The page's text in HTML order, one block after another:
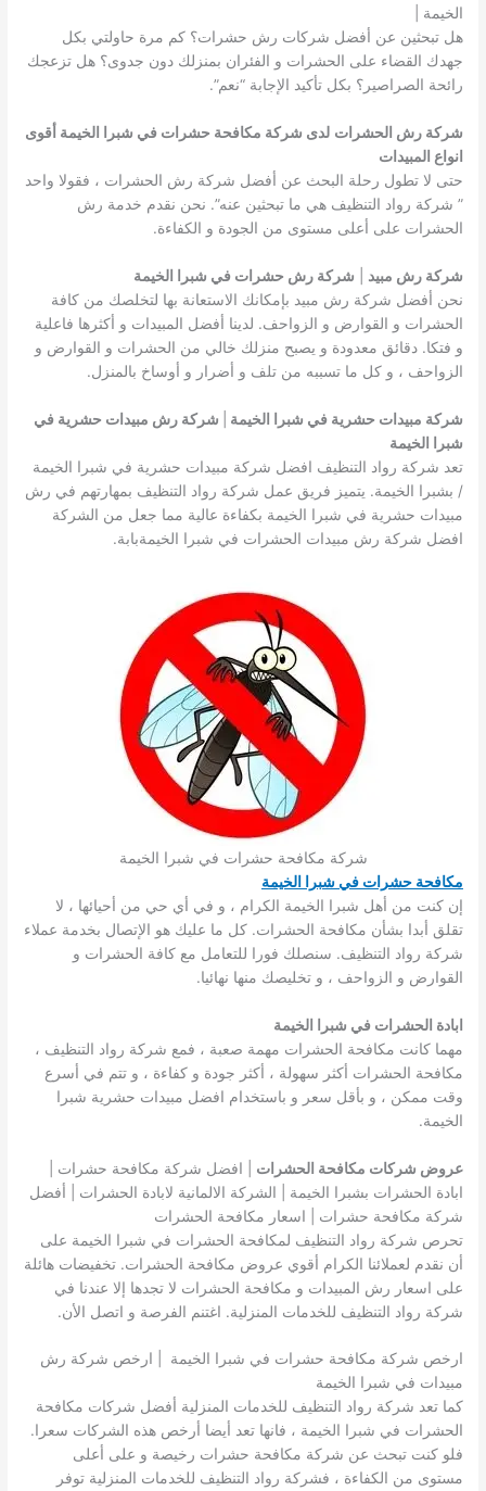
الخيمة |
هل تبحثين عن أفضل شركات رش حشرات؟ كم مرة حاولتي بكل
جهدك القضاء على الحشرات و الفئران بمنزلك دون جدوى؟ هل تزعجك
رائحة الصراصير؟ بكل تأكيد الإجابة “نعم”.
شركة رش الحشرات لدى شركة مكافحة حشرات في شبرا الخيمة أقوى
انواع المبيدات
حتى لا تطول رحلة البحث عن أفضل شركة رش الحشرات ، فقولا واحد
” شركة رواد التنظيف هي ما تبحثين عنه”. نحن نقدم خدمة رش
الحشرات على أعلى مستوى من الجودة و الكفاءة.
شركة رش مبيد
شركة رش حشرات في شبرا الخيمة
نحن أفضل شركة رش مبيد بإمكانك الاستعانة بها لتخلصك من كافة
الحشرات و القوارض و الزواحف. لدينا أفضل المبيدات و أكثرها فاعلية
و فتكا. دقائق معدودة و يصبح منزلك خالي من الحشرات و القوارض و
الزواحف ، و كل ما تسببه من تلف و أضرار و أوساخ بالمنزل.
شركة مبيدات حشرية في شبرا الخيمة
شركة رش مبيدات حشرية في
شبرا الخيمة
تعد شركة رواد التنظيف افضل شركة مبيدات حشرية في شبرا الخيمة
/ بشبرا الخيمة. يتميز فريق عمل شركة رواد التنظيف بمهارتهم في رش
مبيدات حشرية في شبرا الخيمة بكفاءة عالية مما جعل من الشركة
افضل شركة رش مبيدات الحشرات في شبرا الخيمةبابة.
شركة مكافحة حشرات في شبرا الخيمة
مكافحة حشرات في شبرا الخيمة
إن كنت من أهل شبرا الخيمة الكرام ، و في أي حي من أحيائها ، لا
تقلق أبدا بشأن مكافحة الحشرات. كل ما عليك هو الإتصال بخدمة عملاء
شركة رواد التنظيف. سنصلك فورا للتعامل مع كافة الحشرات و
القوارض و الزواحف ، و تخليصك منها نهائيا.
ابادة الحشرات في شبرا الخيمة
مهما كانت مكافحة الحشرات مهمة صعبة ، فمع شركة رواد التنظيف ،
مكافحة الحشرات أكثر سهولة ، أكثر جودة و كفاءة ، و تتم في أسرع
وقت ممكن ، و بأقل سعر و باستخدام افضل مبيدات حشرية شبرا
الخيمة.
عروض شركات مكافحة الحشرات | افضل شركة مكافحة حشرات |
ابادة الحشرات بشبرا الخيمة | الشركة الالمانية لابادة الحشرات | أفضل
شركة مكافحة حشرات | اسعار مكافحة الحشرات
تحرص شركة رواد التنظيف لمكافحة الحشرات في شبرا الخيمة على
أن نقدم لعملائنا الكرام أقوي عروض مكافحة الحشرات. تخفيضات هائلة
على اسعار رش المبيدات و مكافحة الحشرات لا تجدها إلا عندنا في
شركة رواد التنظيف للخدمات المنزلية. اغتنم الفرصة و اتصل الأن.
ارخص شركة مكافحة حشرات في شبرا الخيمة | ارخص شركة رش
مبيدات في شبرا الخيمة
كما تعد شركة رواد التنظيف للخدمات المنزلية أفضل شركات مكافحة
الحشرات في شبرا الخيمة ، فانها تعد أيضا أرخص هذه الشركات سعرا.
فلو كنت تبحث عن شركة مكافحة حشرات رخيصة و على أعلى
مستوى من الكفاءة ، فشركة رواد التنظيف للخدمات المنزلية توفر